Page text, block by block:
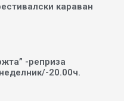
караван
-реприза
20.00ч.